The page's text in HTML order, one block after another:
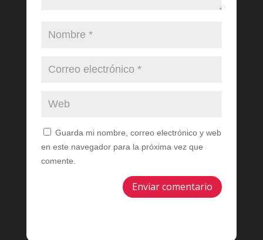
Guarda mi nombre, correo electrónico y web
en este navegador para la próxima vez que
comente.
Enviar comentario